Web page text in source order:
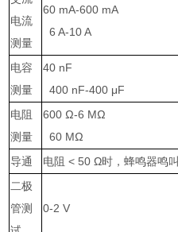
电流
测量
60 mA-600 mA
6 A-10 A
电容
测量
40 nF
400 nF-400 μF
电阻
测量
600 Ω-6 MΩ
60 MΩ
导通
电阻 < 50 Ω时，蜂鸣器鸣叫
二极
管测
0-2 V